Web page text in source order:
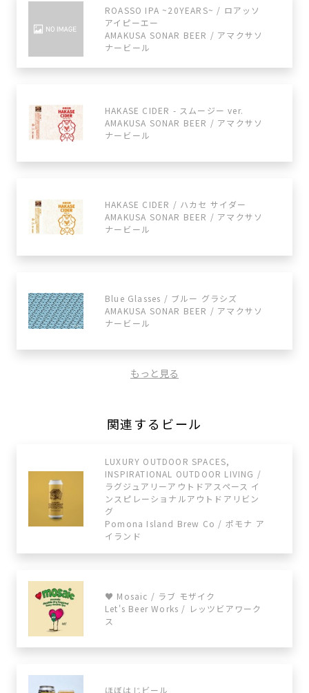
ROASSO IPA ~20YEARS~ / ロアッソ
アイピーエー
AMAKUSA SONAR BEER / アマクサソ
ナービール
HAKASE CIDER - スムージー ver.
AMAKUSA SONAR BEER / アマクサソ
ナービール
HAKASE CIDER / ハカセ サイダー
AMAKUSA SONAR BEER / アマクサソ
ナービール
Blue Glasses / ブルー グラシズ
AMAKUSA SONAR BEER / アマクサソ
ナービール
もっと見る
関連するビール
LUXURY OUTDOOR SPACES,
INSPIRATIONAL OUTDOOR LIVING /
ラグジュアリーアウトドアスペース イ
ンスピレーショナルアウトドアリビン
グ
Pomona Island Brew Co / ポモナ ア
イランド
♥ Mosaic / ラブ モザイク
Let's Beer Works / レッツビアワーク
ス
ほぼはじビール